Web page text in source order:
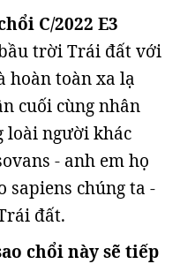
C/2022 E3
trời Trái đất với
hoàn toàn xa lạ
cuối cùng nhân
loài người khác
- anh em họ
sapiens chúng ta -
đất.
chổi này sẽ tiếp